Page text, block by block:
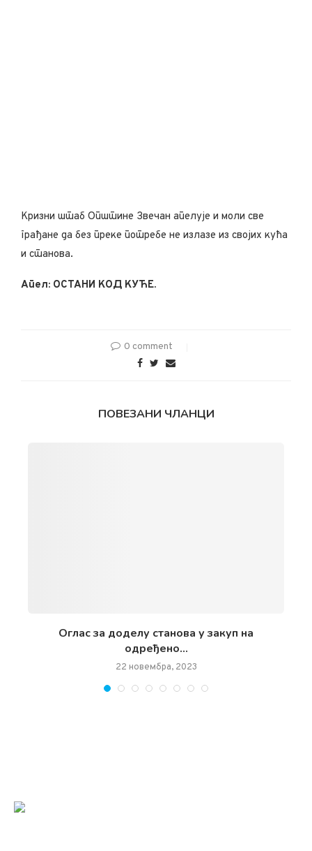
Кризни штаб Општине Звечан апелује и моли све
грађане да без преке потребе не излазе из својих кућа
и станова.
Апел: ОСТАНИ КОД КУЋЕ.
0 comment
ПОВЕЗАНИ ЧЛАНЦИ
Oглас за доделу станова у закуп на
одређено...
22 новембра, 2023